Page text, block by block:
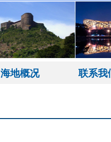
海地概况 联系我